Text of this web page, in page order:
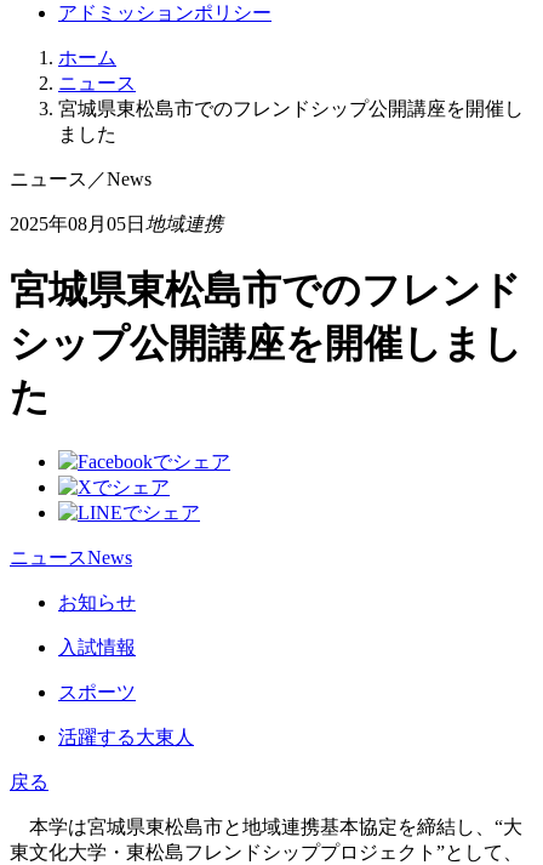
アドミッションポリシー
ホーム
ニュース
宮城県東松島市でのフレンドシップ公開講座を開催し
ました
ニュース ／News
2025年08月05日 地域連携
宮城県東松島市でのフレンド
シップ公開講座を開催しまし
た
ニュースNews
お知らせ
入試情報
スポーツ
活躍する大東人
戻る
本学は宮城県東松島市と地域連携基本協定を締結し、“大
東文化大学・東松島フレンドシッププロジェクト”として、